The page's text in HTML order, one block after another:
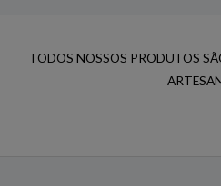
TODOS NOSSOS PRODUTOS